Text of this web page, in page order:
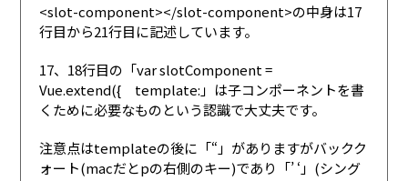
<slot-component></slot-component>の中身は17
行目から21行目に記述しています。
17、18行目の「var slotComponent =
Vue.extend({ template:」は子コンポーネントを書
くために必要なものという認識で大丈夫です。
注意点はtemplateの後に「“」がありますがバックク
ォート(macだとpの右側のキー)であり「’ ‘」(シング